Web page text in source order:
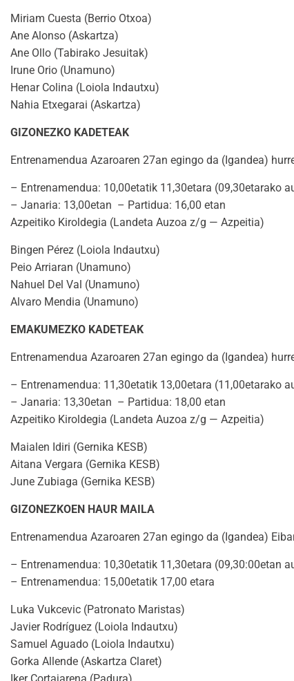
Miriam Cuesta (Berrio Otxoa)
Ane Alonso (Askartza)
Ane Ollo (Tabirako Jesuitak)
Irune Orio (Unamuno)
Henar Colina (Loiola Indautxu)
Nahia Etxegarai (Askartza)
GIZONEZKO KADETEAK
Entrenamendua Azaroaren 27an egingo da (Igandea)
– Entrenamendua: 10,00etatik 11,30etara (09,30etarako
– Janaria: 13,00etan – Partidua: 16,00 etan
Azpeitiko Kiroldegia (Landeta Auzoa z/g — Azpeitia)
Bingen Pérez (Loiola Indautxu)
Peio Arriaran (Unamuno)
Nahuel Del Val (Unamuno)
Alvaro Mendia (Unamuno)
EMAKUMEZKO KADETEAK
Entrenamendua Azaroaren 27an egingo da (Igandea)
– Entrenamendua: 11,30etatik 13,00etara (11,00etarako
– Janaria: 13,30etan – Partidua: 18,00 etan
Azpeitiko Kiroldegia (Landeta Auzoa z/g — Azpeitia)
Maialen Idiri (Gernika KESB)
Aitana Vergara (Gernika KESB)
June Zubiaga (Gernika KESB)
GIZONEZKOEN HAUR MAILA
Entrenamendua Azaroaren 27an egingo da (Igandea)
– Entrenamendua: 10,30etatik 11,30etara (09,30:00etan
– Entrenamendua: 15,00etatik 17,00 etara
Luka Vukcevic (Patronato Maristas)
Javier Rodríguez (Loiola Indautxu)
Samuel Aguado (Loiola Indautxu)
Gorka Allende (Askartza Claret)